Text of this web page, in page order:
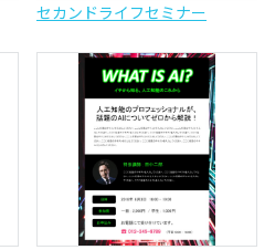
セカンドライフセミナー